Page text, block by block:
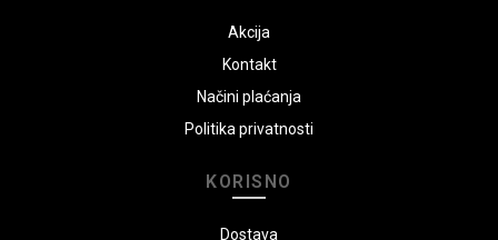
Akcija
Kontakt
Načini plaćanja
Politika privatnosti
KORISNO
Dostava